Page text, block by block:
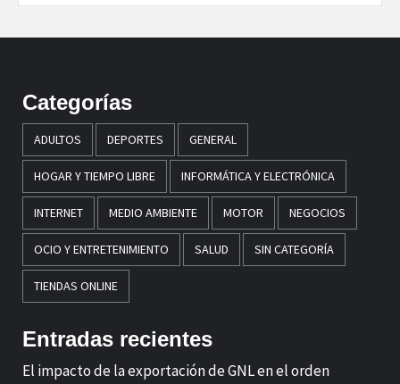
Categorías
ADULTOS DEPORTES GENERAL
HOGAR Y TIEMPO LIBRE INFORMÁTICA Y ELECTRÓNICA
INTERNET MEDIO AMBIENTE MOTOR NEGOCIOS
OCIO Y ENTRETENIMIENTO SALUD SIN CATEGORÍA
TIENDAS ONLINE
Entradas recientes
El impacto de la exportación de GNL en el orden